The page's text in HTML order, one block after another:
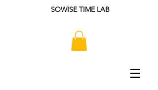
SOWISE TIME LAB